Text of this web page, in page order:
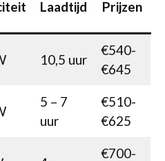
Laadtijd Prijzen
10,5 uur
€540-
€645
5 – 7
uur
€510-
€625
€700-